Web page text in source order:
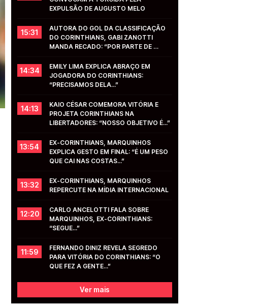
EXPULSÃO DE AUGUSTO MELO
15:31
AUTORA DO GOL DA CLASSIFICAÇÃO
DO CORINTHIANS, GABI ZANOTTI
MANDA RECADO: “POR PARTE DE
14:34
EMILY LIMA EXPLICA ABRAÇO EM
JOGADORA DO CORINTHIANS:
“PRECISAMOS DELA...”
14:13
KAIO CÉSAR COMEMORA VITÓRIA E
PROJETA CORINTHIANS NA
LIBERTADORES: “NOSSO OBJETIVO É...”
13:54
EX-CORINTHIANS, MARQUINHOS
EXPLICA GESTO EM FINAL: “É UM PESO
QUE CAI NAS COSTAS...”
13:32
EX-CORINTHIANS, MARQUINHOS
REPERCUTE NA MÍDIA INTERNACIONAL
12:20
CARLO ANCELOTTI FALA SOBRE
MARQUINHOS, EX-CORINTHIANS:
“SEGUE...”
11:59
FERNANDO DINIZ REVELA SEGREDO
PARA VITÓRIA DO CORINTHIANS: “O
QUE FEZ A GENTE...”
Ver mais